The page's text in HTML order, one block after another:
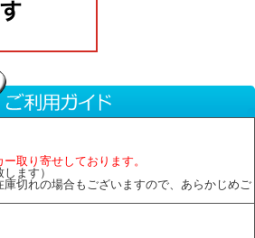
ー取り寄せしております。
ます）
庫切れの場合もございますので、あらかじめご